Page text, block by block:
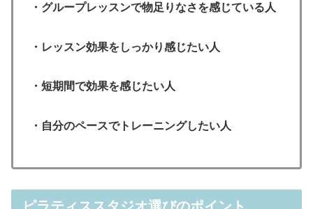
・グループレッスンで物足りなさを感じている人
・レッスン効果をしっかり感じたい人
・短期間で効果を感じたい人
・自分のペースでトレーニングしたい人